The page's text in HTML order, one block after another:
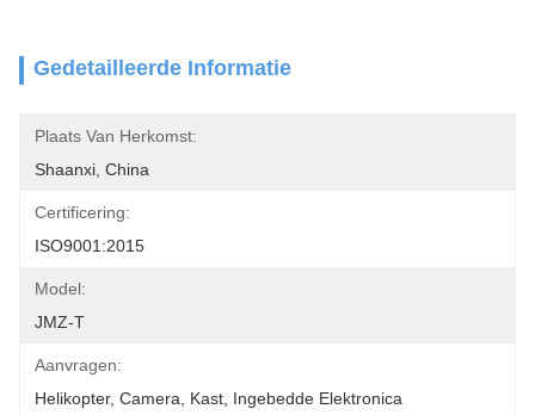
Gedetailleerde Informatie
Plaats Van Herkomst:
Shaanxi, China
Certificering:
ISO9001:2015
Model:
JMZ-T
Aanvragen:
Helikopter, Camera, Kast, Ingebedde Elektronica